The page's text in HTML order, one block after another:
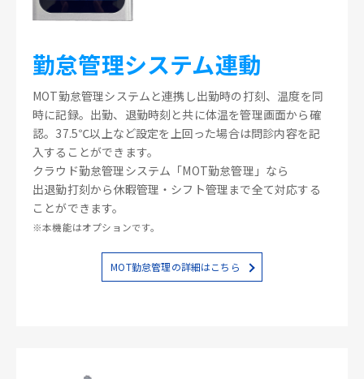
勤怠管理システム連動
MOT勤怠管理システムと連携し出勤時の打刻、温度を同
時に記録。出勤、退勤時刻と共に体温を管理画面から確
認。37.5℃以上など設定を上回った場合は問診内容を記
入することができます。
クラウド勤怠管理システム「MOT勤怠管理」なら
出退勤打刻から休暇管理・シフト管理まで全て対応する
ことができます。
※本機能はオプションです。
MOT勤怠管理の詳細はこちら